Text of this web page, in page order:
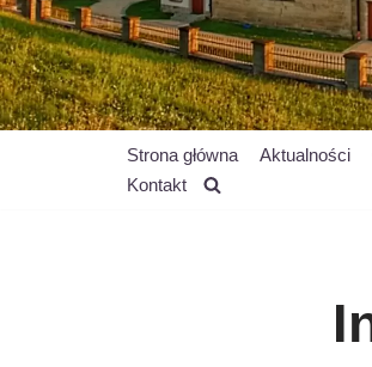
Strona główna Aktualności
Kontakt